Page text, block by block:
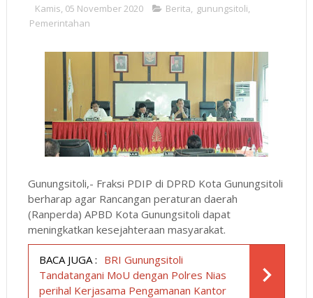
Kamis, 05 November 2020 Berita, gunungsitoli,
Pemerintahan
Gunungsitoli,- Fraksi PDIP di DPRD Kota Gunungsitoli
berharap agar Rancangan peraturan daerah
(Ranperda) APBD Kota Gunungsitoli dapat
meningkatkan kesejahteraan masyarakat.
BACA JUGA : BRI Gunungsitoli
Tandatangani MoU dengan Polres Nias
perihal Kerjasama Pengamanan Kantor